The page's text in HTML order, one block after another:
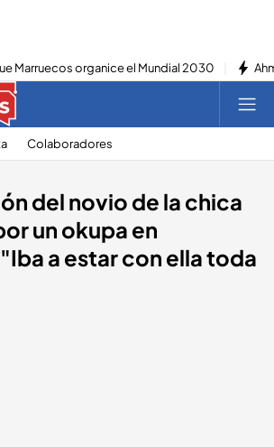
Marruecos organice el Mundial 2030
Colaboradores
del novio de la chica
un okupa en
a estar con ella toda